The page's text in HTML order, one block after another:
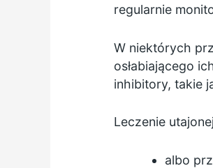
regularnie
W niektórych
osłabiającego
inhibitory, takie
Leczenie
albo